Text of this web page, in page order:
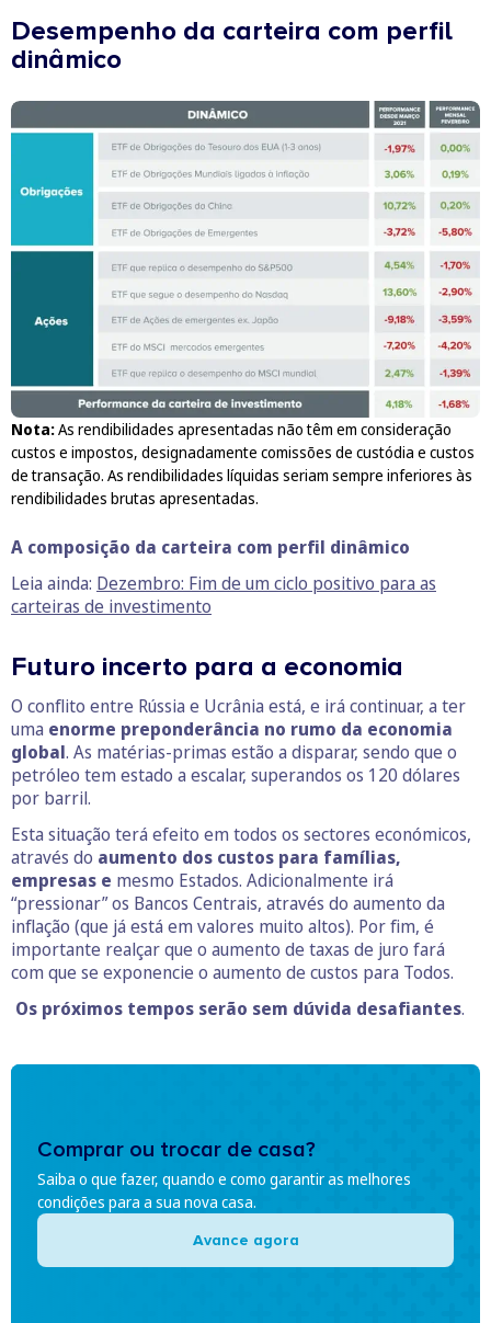
Desempenho da carteira com perfil
dinâmico
Nota:As rendibilidades apresentadas não têm em consideração
custos e impostos, designadamente comissões de custódia e custos
de transação. As rendibilidades líquidas seriam sempre inferiores às
rendibilidades brutas apresentadas.
A composição da carteira com perfil dinâmico
Leia ainda: Dezembro: Fim de um ciclo positivo para as
carteiras de investimento
Futuro incerto para a economia
O conflito entre Rússia e Ucrânia está, e irá continuar, a ter
uma enorme preponderância no rumo da economia
global. As matérias-primas estão a disparar, sendo que o
petróleo tem estado a escalar, superandos os 120 dólares
por barril.
Esta situação terá efeito em todos os sectores económicos,
através do aumento dos custos para famílias,
empresas e mesmo Estados. Adicionalmente irá
“pressionar” os Bancos Centrais, através do aumento da
inflação (que já está em valores muito altos). Por fim, é
importante realçar que o aumento de taxas de juro fará
com que se exponencie o aumento de custos para Todos.
Os próximos tempos serão sem dúvida desafiantes.
Comprar ou trocar de casa?
Saiba o que fazer, quando e como garantir as melhores
condições para a sua nova casa.
Avance agora